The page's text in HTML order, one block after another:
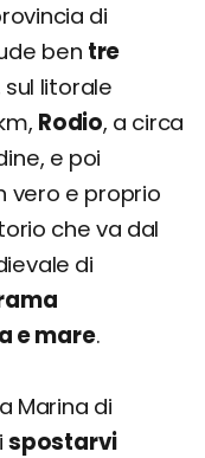
di
ben tre
sul litorale
Rodio, a circa
e poi
vero e proprio
che va dal
di
e mare.
Marina di
spostarvi